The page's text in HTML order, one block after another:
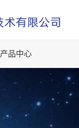
产品中心